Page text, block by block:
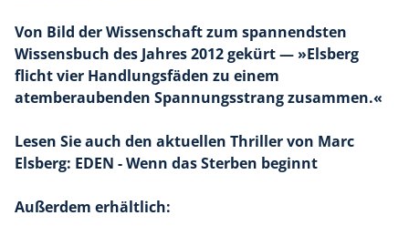
Von Bild der Wissenschaft zum spannendsten
Wissensbuch des Jahres 2012 gekürt — »Elsberg
flicht vier Handlungsfäden zu einem
atemberaubenden Spannungsstrang zusammen.«
Lesen Sie auch den aktuellen Thriller von Marc
Elsberg: EDEN - Wenn das Sterben beginnt
Außerdem erhältlich: